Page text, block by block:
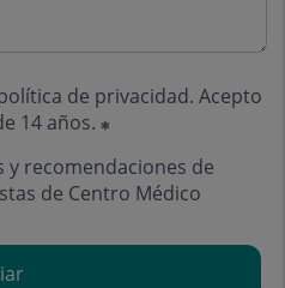
de privacidad. Acepto
14 años.
y recomendaciones de
de Centro Médico